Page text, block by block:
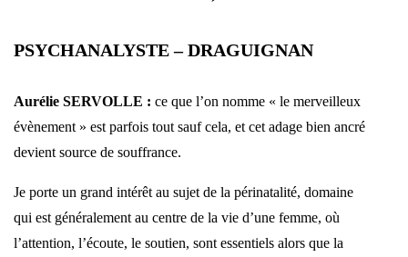
PSYCHANALYSTE – DRAGUIGNAN
Aurélie SERVOLLE : ce que l’on nomme « le merveilleux
évènement » est parfois tout sauf cela, et cet adage bien ancré
devient source de souffrance.
Je porte un grand intérêt au sujet de la périnatalité, domaine
qui est généralement au centre de la vie d’une femme, où
l’attention, l’écoute, le soutien, sont essentiels alors que la